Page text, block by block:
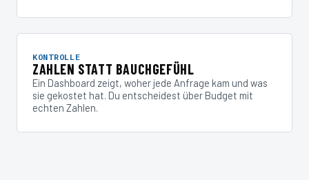
KONTROLLE
ZAHLEN STATT BAUCHGEFÜHL
Ein Dashboard zeigt, woher jede Anfrage kam und was
sie gekostet hat. Du entscheidest über Budget mit
echten Zahlen.